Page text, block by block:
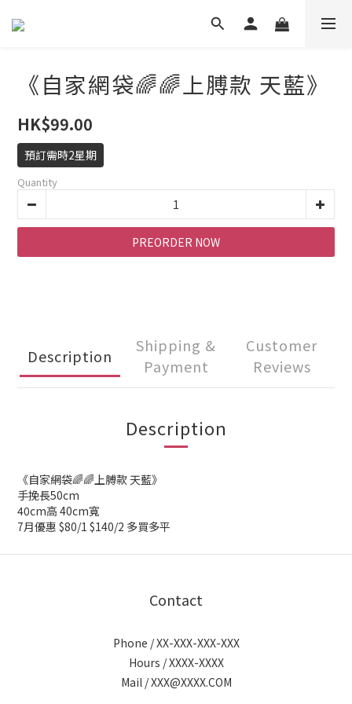
《自家網袋🌈🌈上膊款 天藍》
HK$99.00
預訂需時2星期
Quantity
PREORDER NOW
Description
Shipping &
Payment
Customer
Reviews
Description
《自家網袋🌈🌈上膊款 天藍》
手挽長50cm
40cm高 40cm寬
7月優惠 $80/1 $140/2 多買多平
Contact
Phone / XX-XXX-XXX-XXX
Hours / XXXX-XXXX
Mail / XXX@XXXX.COM